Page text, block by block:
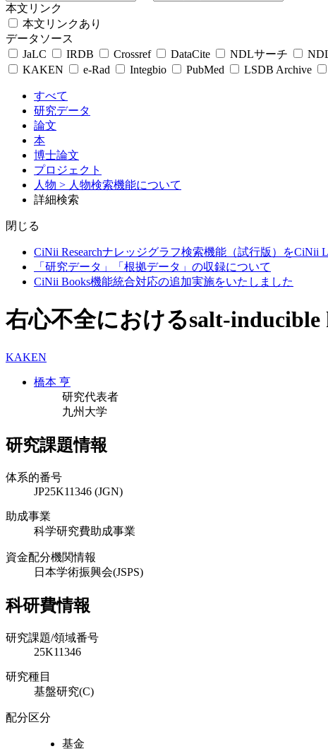
本文リンク
本文リンクあり
データソース
JaLC
IRDB Crossref DataCite NDLサーチ
KAKEN
e-Rad Integbio PubMed LSDB Archive
すべて
研究データ
論文
本
博士論文
プロジェクト
人物 > 人物検索機能について
詳細検索
閉じる
CiNii Researchナレッジグラフ検索機能（試行版）をCiNii
「研究データ」「根拠データ」の収録について
CiNii Books機能統合対応の追加実施をいたしました
右心不全におけるsalt-
KAKEN
橋本 亨
研究代表者
九州大学
研究課題情報
体系的番号
JP25K11346 (JGN)
助成事業
科学研究費助成事業
資金配分機関情報
日本学術振興会(JSPS)
科研費情報
研究課題/領域番号
25K11346
研究種目
基盤研究(C)
配分区分
基金